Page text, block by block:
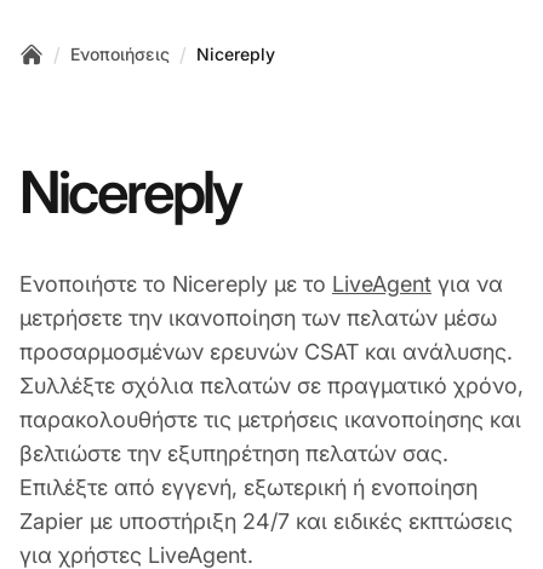
/ Ενοποιήσεις / Nicereply
Nicereply
Ενοποιήστε το Nicereply με το LiveAgent για να
μετρήσετε την ικανοποίηση των πελατών μέσω
προσαρμοσμένων ερευνών CSAT και ανάλυσης.
Συλλέξτε σχόλια πελατών σε πραγματικό χρόνο,
παρακολουθήστε τις μετρήσεις ικανοποίησης και
βελτιώστε την εξυπηρέτηση πελατών σας.
Επιλέξτε από εγγενή, εξωτερική ή ενοποίηση
Zapier με υποστήριξη 24/7 και ειδικές εκπτώσεις
για χρήστες LiveAgent.